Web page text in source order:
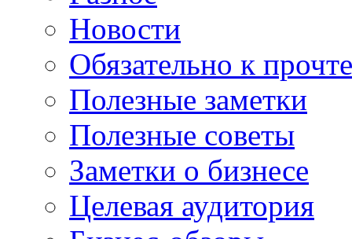
Новости
Обязательно к
Полезные заметки
Полезные советы
Заметки о бизнесе
Целевая аудитория